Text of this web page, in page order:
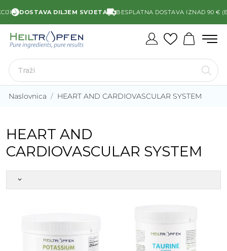
DOSTAVA DILJEM SVIJETA BESPLATNA DOSTAVA IZNAD 90 €
Naslovnica HEART AND CARDIOVASCULAR SYSTEM
HEART AND
CARDIOVASCULAR SYSTEM
keyboard_arrow_down